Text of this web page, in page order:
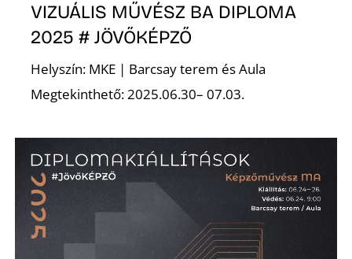
VIZUÁLIS MŰVÉSZ BA DIPLOMA
2025 # JÖVŐKÉPZŐ
Helyszín: MKE | Barcsay terem és Aula
Megtekinthető: 2025.06.30– 07.03.